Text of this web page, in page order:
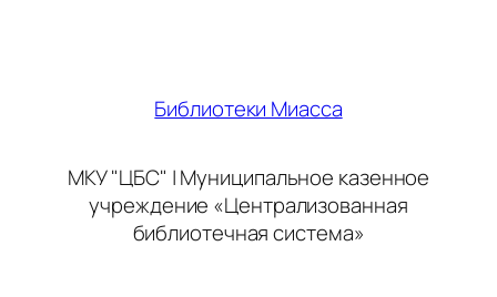
Библиотеки Миасса
МКУ "ЦБС" | Муниципальное казенное
учреждение «Централизованная
библиотечная система»